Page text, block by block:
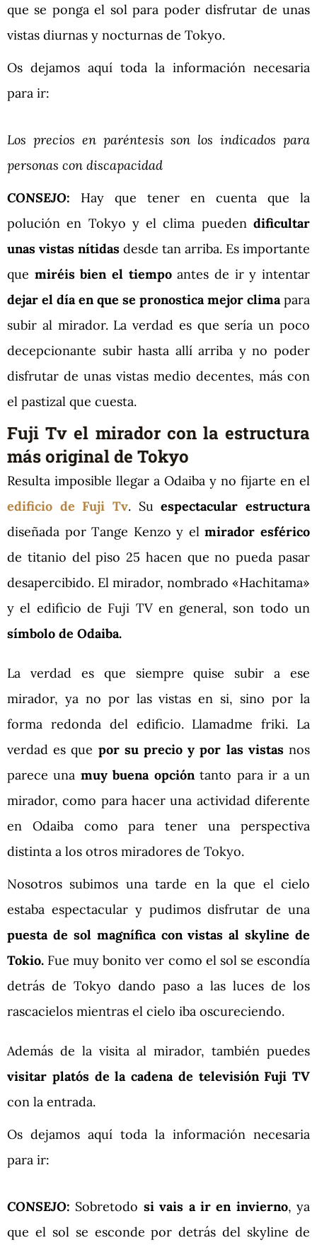
que se ponga el sol para poder disfrutar de unas
vistas diurnas y nocturnas de Tokyo.
Os dejamos aquí toda la información necesaria
para ir:
Los precios en paréntesis son los indicados para
personas con discapacidad
CONSEJO: Hay que tener en cuenta que la
polución en Tokyo y el clima pueden dificultar
unas vistas nítidas desde tan arriba. Es importante
que miréis bien el tiempoantes de ir y intentar
dejar el día en que se pronostica mejor climapara
subir al mirador. La verdad es que sería un poco
decepcionante subir hasta allí arriba y no poder
disfrutar de unas vistas medio decentes, más con
el pastizal que cuesta.
Fuji Tv el mirador con la estructura
más original de Tokyo
Resulta imposible llegar a Odaiba y no fijarte en el
edificio de Fuji Tv. Suespectacular estructura
diseñada por Tange Kenzo y elmirador esférico
de titanio del piso 25 hacen que no pueda pasar
desapercibido. El mirador, nombrado «Hachitama»
y el edificio de Fuji TV en general, son todo un
símbolo de Odaiba.
La verdad es que siempre quise subir a ese
mirador, ya no por las vistas en si, sino por la
forma redonda del edificio. Llamadme friki. La
verdad es que por su precio y por las vistasnos
parece una muy buena opcióntanto para ir a un
mirador, como para hacer una actividad diferente
en Odaiba como para tener una perspectiva
distinta a los otros miradores de Tokyo.
Nosotros subimos una tarde en la que el cielo
estaba espectacular y pudimos disfrutar de una
puesta de sol magnífica con vistas al skyline de
Tokio. Fue muy bonito ver como el sol se escondía
detrás de Tokyo dando paso a las luces de los
rascacielos mientras el cielo iba oscureciendo.
Además de la visita al mirador, también puedes
visitar platós de la cadena de televisión Fuji TV
con la entrada.
Os dejamos aquí toda la información necesaria
para ir:
CONSEJO: Sobretodo si vais a ir en invierno, ya
que el sol se esconde por detrás del skyline de